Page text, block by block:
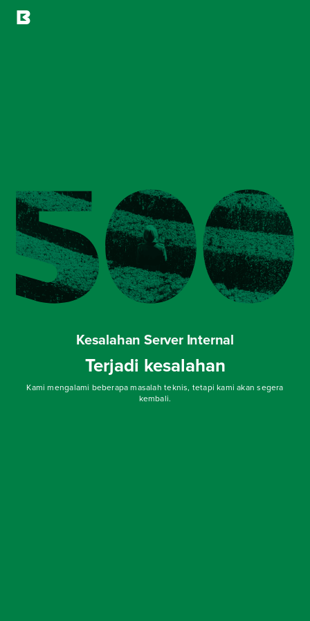
Kesalahan Server Internal
Terjadi kesalahan
Kami mengalami beberapa masalah teknis, tetapi kami akan segera
kembali.